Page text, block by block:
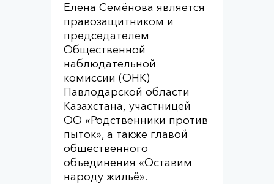
Елена Семёнова является
правозащитником и
председателем
Общественной
наблюдательной
комиссии (ОНК)
Павлодарской области
Казахстана, участницей
ОО «Родственники против
пыток», а также главой
общественного
объединения «Оставим
народу жильё».